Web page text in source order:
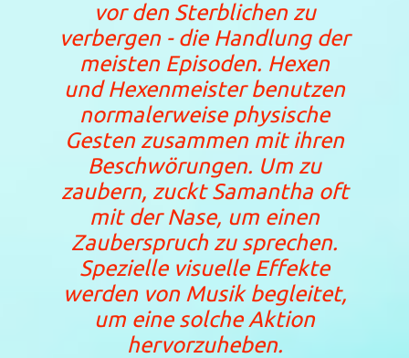
vor den Sterblichen zu
verbergen - die Handlung der
meisten Episoden. Hexen
und Hexenmeister benutzen
normalerweise physische
Gesten zusammen mit ihren
Beschwörungen. Um zu
zaubern, zuckt Samantha oft
mit der Nase, um einen
Zauberspruch zu sprechen.
Spezielle visuelle Effekte
werden von Musik begleitet,
um eine solche Aktion
hervorzuheben.